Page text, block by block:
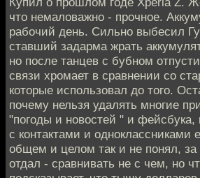
что немаловажно - прочное.
рабочий день. Сильно выбесил
ставший задарма жрать
но после танцев с бубном
связи хромает в сравнении со
которые использовал до того.
почему нельзя удалять многие
"погоды и новостей " и фейсбука,
с контактами и одноклассниками
общем и целом так и не понял, за
отдал - сравнивать не с чем, но